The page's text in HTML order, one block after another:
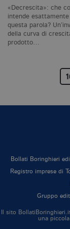
«Decrescita»: che
intende esattamente
questa parola?
della curva di
prodotto…
Bollati Boringhieri
Registro imprese di
Gruppo
Il sito
una